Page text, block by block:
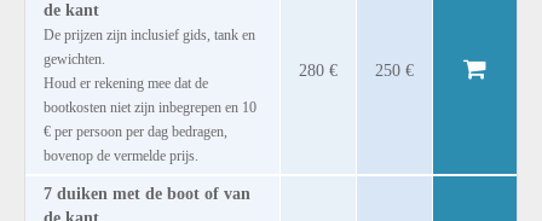
de kant
De prijzen zijn inclusief gids, tank en
gewichten.
Houd er rekening mee dat de
bootkosten niet zijn inbegrepen en 10
€ per persoon per dag bedragen,
bovenop de vermelde prijs.
280 € 250 €
7 duiken met de boot of van